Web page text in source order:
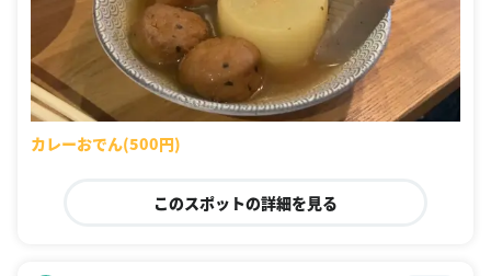
カレーおでん(500円)
このスポットの詳細を見る